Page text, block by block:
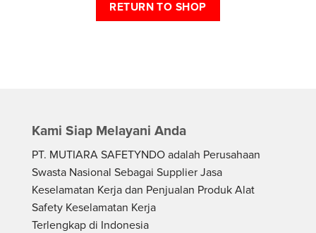
RETURN TO SHOP
Kami Siap Melayani Anda
PT. MUTIARA SAFETYNDO adalah Perusahaan
Swasta Nasional Sebagai Supplier Jasa
Keselamatan Kerja dan Penjualan Produk Alat
Safety Keselamatan Kerja
Terlengkap di Indonesia